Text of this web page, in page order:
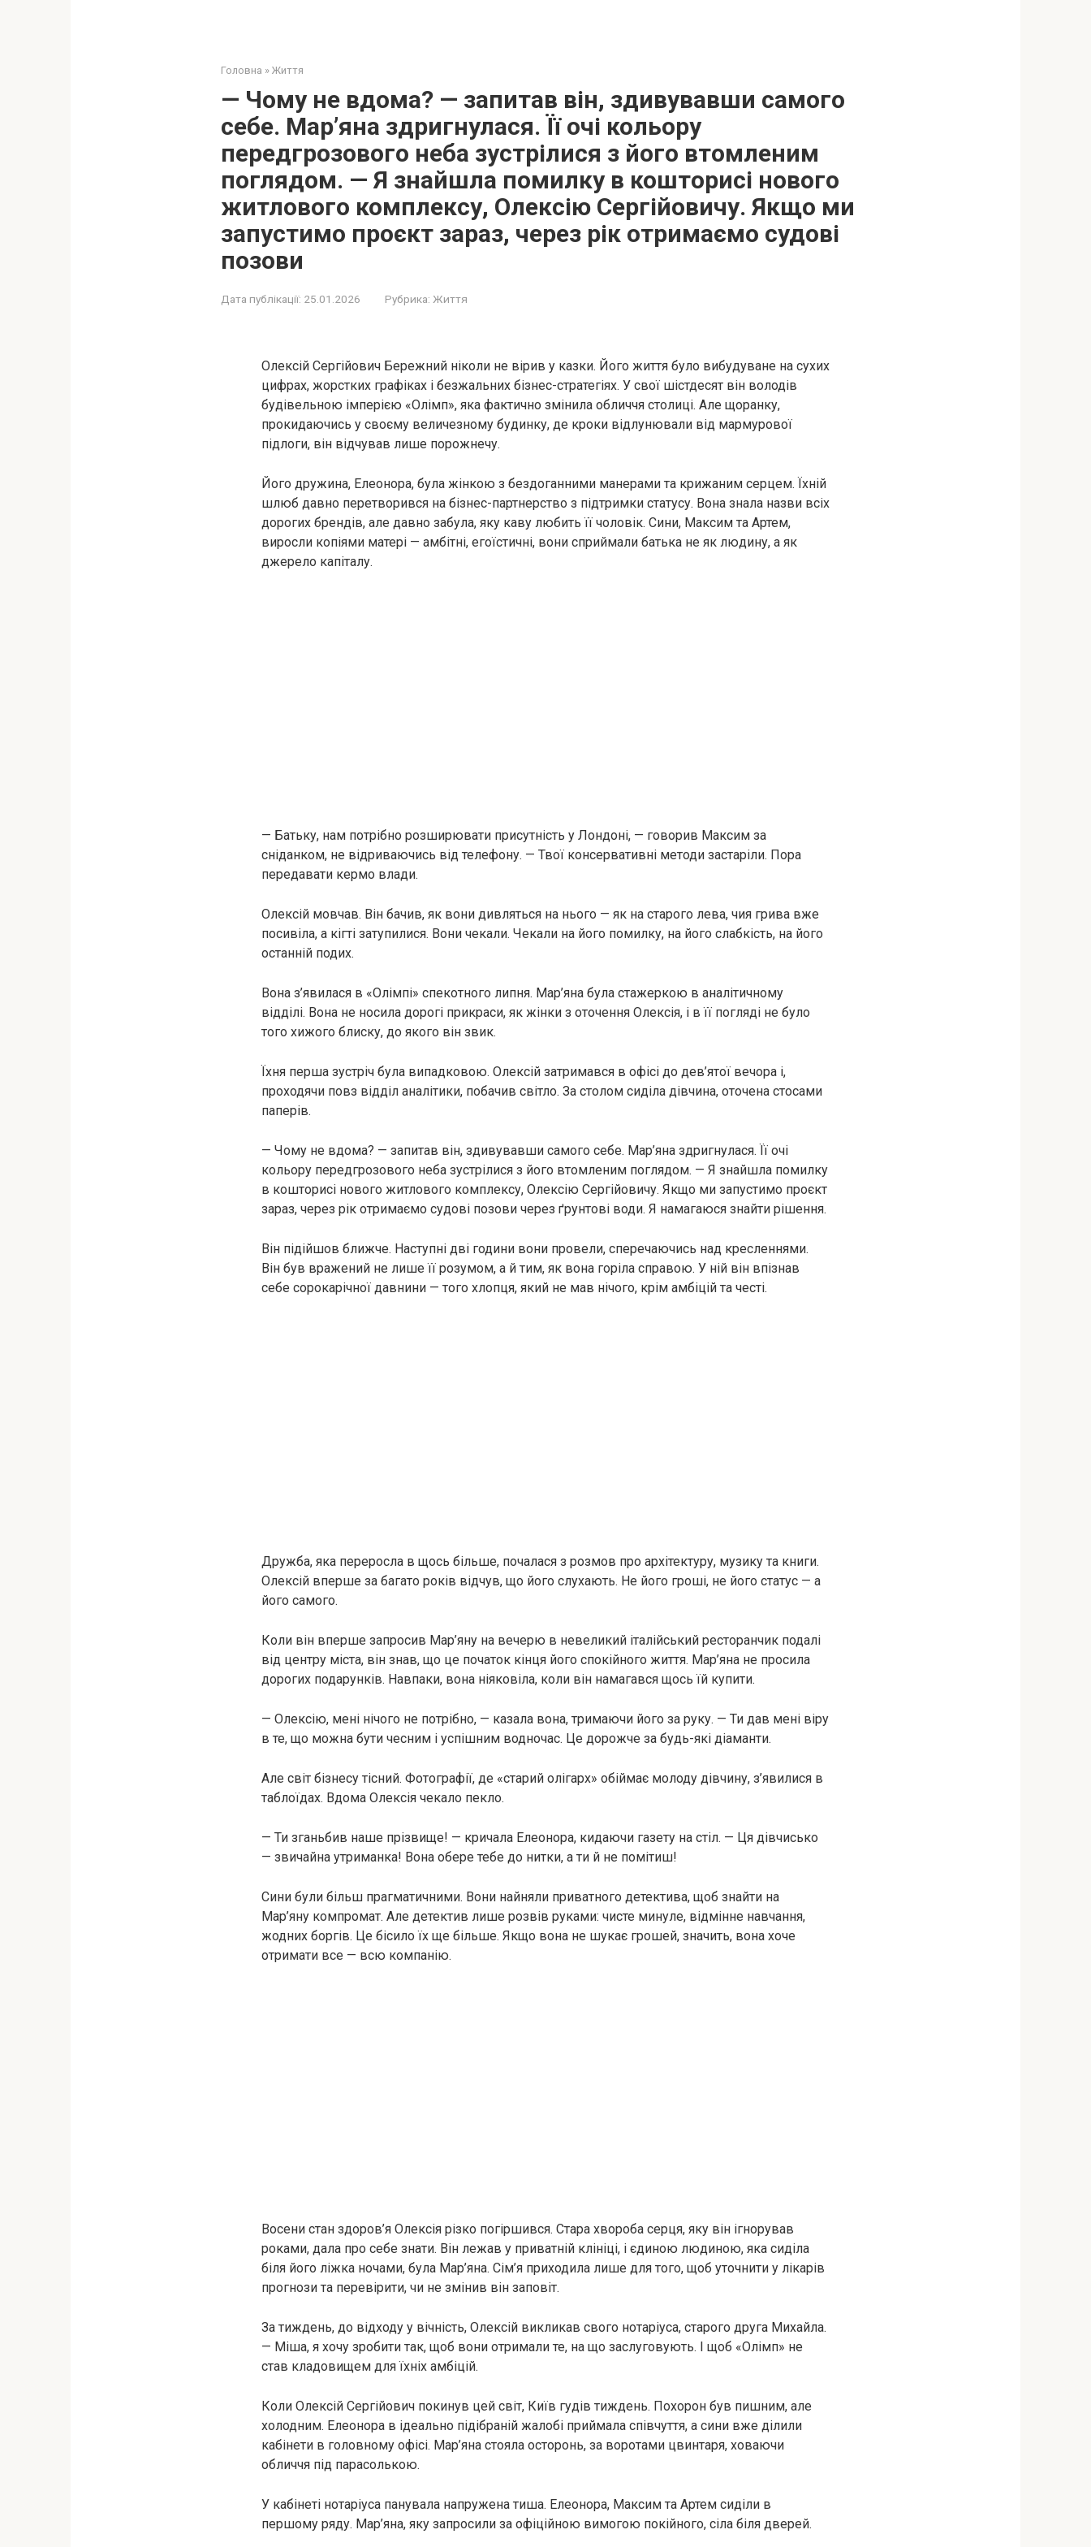
Головна » Життя
— Чому не вдома? — запитав він, здивувавши самого
себе. Мар’яна здригнулася. Її очі кольору
передгрозового неба зустрілися з його втомленим
поглядом. — Я знайшла помилку в кошторисі нового
житлового комплексу, Олексію Сергійовичу. Якщо ми
запустимо проєкт зараз, через рік отримаємо судові
позови
Дата публікації: 25.01.2026 Рубрика: Життя
Олексій Сергійович Бережний ніколи не вірив у казки. Його життя було вибудуване на сухих
цифрах, жорстких графіках і безжальних бізнес-стратегіях. У свої шістдесят він володів
будівельною імперією «Олімп», яка фактично змінила обличчя столиці. Але щоранку,
прокидаючись у своєму величезному будинку, де кроки відлунювали від мармурової
підлоги, він відчував лише порожнечу.
Його дружина, Елеонора, була жінкою з бездоганними манерами та крижаним серцем. Їхній
шлюб давно перетворився на бізнес-партнерство з підтримки статусу. Вона знала назви всіх
дорогих брендів, але давно забула, яку каву любить її чоловік. Сини, Максим та Артем,
виросли копіями матері — амбітні, егоїстичні, вони сприймали батька не як людину, а як
джерело капіталу.
— Батьку, нам потрібно розширювати присутність у Лондоні, — говорив Максим за
сніданком, не відриваючись від телефону. — Твої консервативні методи застаріли. Пора
передавати кермо влади.
Олексій мовчав. Він бачив, як вони дивляться на нього — як на старого лева, чия грива вже
посивіла, а кігті затупилися. Вони чекали. Чекали на його помилку, на його слабкість, на його
останній подих.
Вона з’явилася в «Олімпі» спекотного липня. Мар’яна була стажеркою в аналітичному
відділі. Вона не носила дорогі прикраси, як жінки з оточення Олексія, і в її погляді не було
того хижого блиску, до якого він звик.
Їхня перша зустріч була випадковою. Олексій затримався в офісі до дев’ятої вечора і,
проходячи повз відділ аналітики, побачив світло. За столом сиділа дівчина, оточена стосами
паперів.
— Чому не вдома? — запитав він, здивувавши самого себе. Мар’яна здригнулася. Її очі
кольору передгрозового неба зустрілися з його втомленим поглядом. — Я знайшла помилку
в кошторисі нового житлового комплексу, Олексію Сергійовичу. Якщо ми запустимо проєкт
зараз, через рік отримаємо судові позови через ґрунтові води. Я намагаюся знайти рішення.
Він підійшов ближче. Наступні дві години вони провели, сперечаючись над кресленнями.
Він був вражений не лише її розумом, а й тим, як вона горіла справою. У ній він впізнав
себе сорокарічної давнини — того хлопця, який не мав нічого, крім амбіцій та честі.
Дружба, яка переросла в щось більше, почалася з розмов про архітектуру, музику та книги.
Олексій вперше за багато років відчув, що його слухають. Не його гроші, не його статус — а
його самого.
Коли він вперше запросив Мар’яну на вечерю в невеликий італійський ресторанчик подалі
від центру міста, він знав, що це початок кінця його спокійного життя. Мар’яна не просила
дорогих подарунків. Навпаки, вона ніяковіла, коли він намагався щось їй купити.
— Олексію, мені нічого не потрібно, — казала вона, тримаючи його за руку. — Ти дав мені віру
в те, що можна бути чесним і успішним водночас. Це дорожче за будь-які діаманти.
Але світ бізнесу тісний. Фотографії, де «старий олігарх» обіймає молоду дівчину, з’явилися в
таблоїдах. Вдома Олексія чекало пекло.
— Ти зганьбив наше прізвище! — кричала Елеонора, кидаючи газету на стіл. — Ця дівчисько
— звичайна утриманка! Вона обере тебе до нитки, а ти й не помітиш!
Сини були більш прагматичними. Вони найняли приватного детектива, щоб знайти на
Мар’яну компромат. Але детектив лише розвів руками: чисте минуле, відмінне навчання,
жодних боргів. Це бісило їх ще більше. Якщо вона не шукає грошей, значить, вона хоче
отримати все — всю компанію.
Восени стан здоров’я Олексія різко погіршився. Стара хвороба серця, яку він ігнорував
роками, дала про себе знати. Він лежав у приватній клініці, і єдиною людиною, яка сиділа
біля його ліжка ночами, була Мар’яна. Сім’я приходила лише для того, щоб уточнити у лікарів
прогнози та перевірити, чи не змінив він заповіт.
За тиждень, до відходу у вічність, Олексій викликав свого нотаріуса, старого друга Михайла.
— Міша, я хочу зробити так, щоб вони отримали те, на що заслуговують. І щоб «Олімп» не
став кладовищем для їхніх амбіцій.
Коли Олексій Сергійович покинув цей світ, Київ гудів тиждень. Похорон був пишним, але
холодним. Елеонора в ідеально підібраній жалобі приймала співчуття, а сини вже ділили
кабінети в головному офісі. Мар’яна стояла осторонь, за воротами цвинтаря, ховаючи
обличчя під парасолькою.
У кабінеті нотаріуса панувала напружена тиша. Елеонора, Максим та Артем сиділи в
першому ряду. Мар’яна, яку запросили за офіційною вимогою покійного, сіла біля дверей.